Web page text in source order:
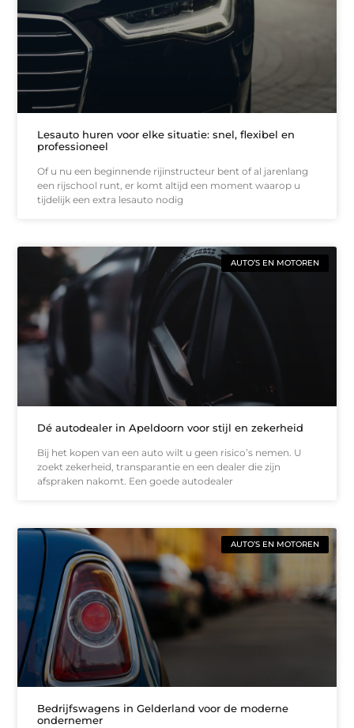
Lesauto huren voor elke situatie: snel, flexibel en
professioneel
Of u nu een beginnende rijinstructeur bent of al jarenlang
een rijschool runt, er komt altijd een moment waarop u
tijdelijk een extra lesauto nodig
AUTO’S EN MOTOREN
Dé autodealer in Apeldoorn voor stijl en zekerheid
Bij het kopen van een auto wilt u geen risico’s nemen. U
zoekt zekerheid, transparantie en een dealer die zijn
afspraken nakomt. Een goede autodealer
AUTO’S EN MOTOREN
Bedrijfswagens in Gelderland voor de moderne
ondernemer